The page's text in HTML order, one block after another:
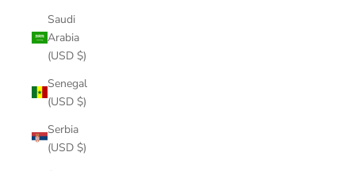
Saudi
Arabia
(USD $)
Senegal
(USD $)
Serbia
(USD $)